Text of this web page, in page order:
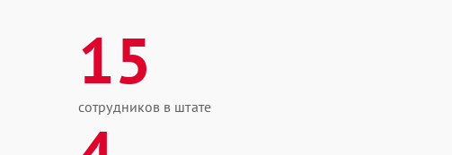
15
сотрудников в штате